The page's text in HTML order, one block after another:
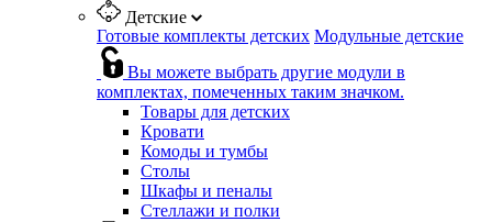
Детские
Готовые комплекты детских Модульные детские
Вы можете выбрать другие модули в
комплектах, помеченных таким значком.
Товары для детских
Кровати
Комоды и тумбы
Столы
Шкафы и пеналы
Стеллажи и полки